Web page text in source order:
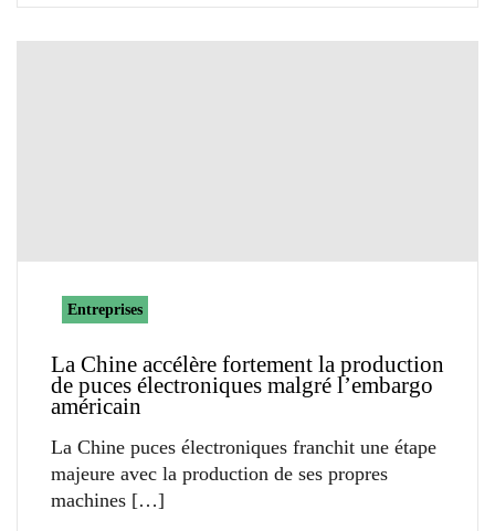
Entreprises
La Chine accélère fortement la production
de puces électroniques malgré l’embargo
américain
La Chine puces électroniques franchit une étape
majeure avec la production de ses propres
machines